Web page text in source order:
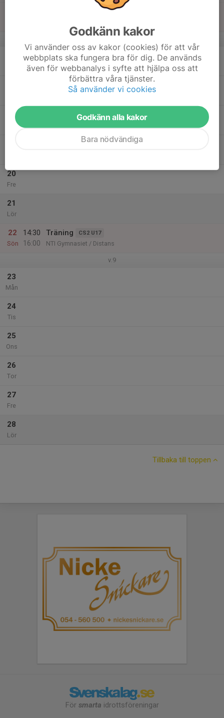
18
Ons
20
Fre
21
Lör
22
Sön
14:30
16:00
Träning CS2 U17
NTI Gymnasiet / Distans
v.9
23
Mån
24
Tis
25
Ons
26
Tor
27
Fre
28
Lör
Tillbaka till toppen
För smarta idrottsföreningar
Godkänn kakor
Vi använder oss av kakor (cookies) för att vår
webbplats ska fungera bra för dig. De används
även för webbanalys i syfte att hjälpa oss att
förbättra våra tjänster.
Så använder vi cookies
Godkänn alla kakor
Bara nödvändiga